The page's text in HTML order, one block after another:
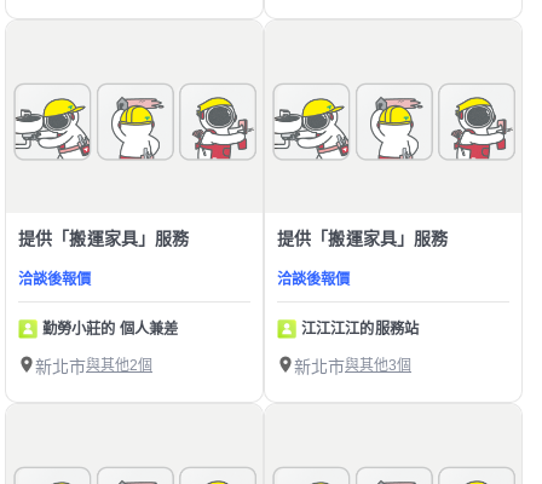
提供「搬運家具」服務
洽談後報價
勤勞小莊的 個人兼差
新北市與其他2個
提供「搬運家具」服務
洽談後報價
江江江江的服務站
新北市與其他3個